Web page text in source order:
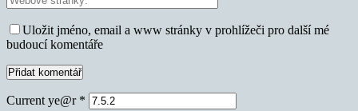
Uložit jméno, email a www stránky v prohlížeči pro další mé
budoucí komentáře
Current ye@r *